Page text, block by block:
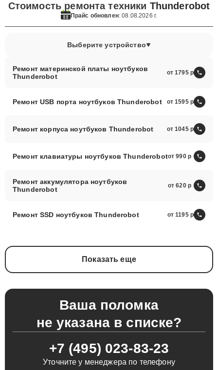
Стоимость ремонта техники Thunderobot
Прайс обновлен: 08.08.2026 г.
Выберите устройство
Ремонт материнской платы ноутбуков
Thunderobot
от 1795
Ремонт USB порта ноутбуков Thunderobot от 1595
Ремонт корпуса ноутбуков Thunderobot от 1045
Ремонт клавиатуры ноутбуков Thunderobotот 990
Ремонт аккумулятора ноутбуков
Thunderobot
от 620
Ремонт SSD ноутбуков Thunderobot от 1195
Показать еще
Ваша поломка
не указана в списке?
+7 (495) 023-83-23
Уточните у менеджера по телефону